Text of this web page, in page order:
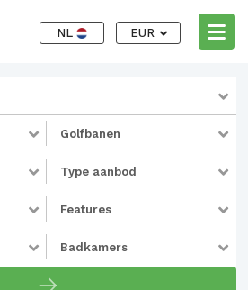
NL EUR
Golfbanen
Type aanbod
Features
Badkamers